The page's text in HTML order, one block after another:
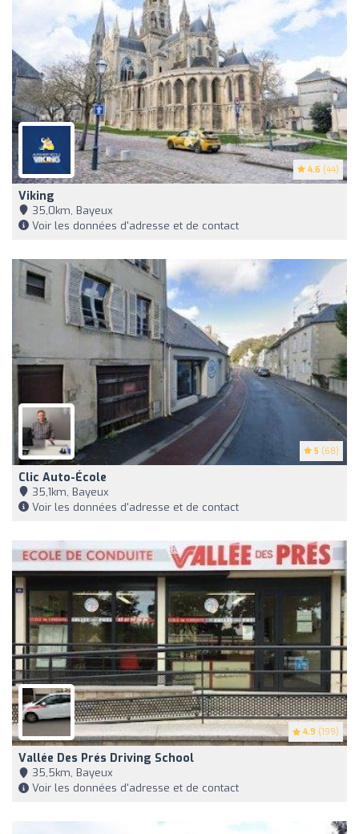
4.6 (44)
Viking
35,0km, Bayeux
Voir les données d'adresse et de contact
5 (68)
Clic Auto-École
35,1km, Bayeux
Voir les données d'adresse et de contact
4.9 (199)
Vallée Des Prés Driving School
35,5km, Bayeux
Voir les données d'adresse et de contact